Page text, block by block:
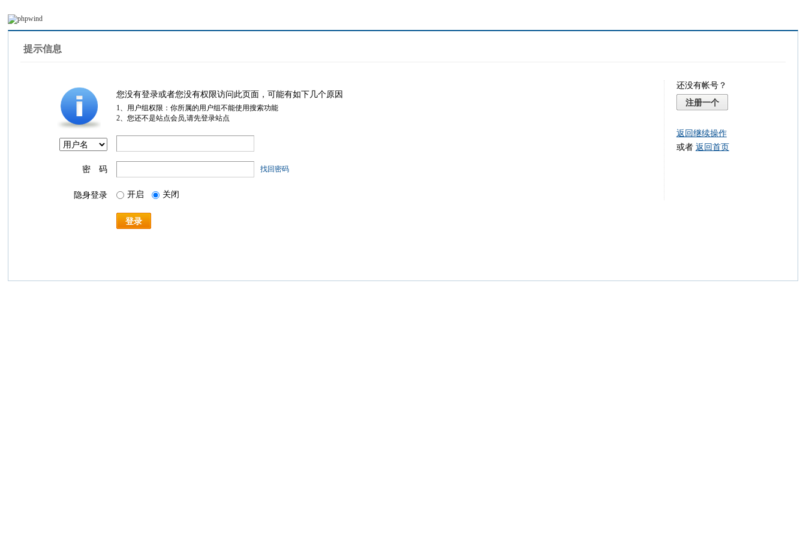
提示信息
您没有登录或者您没有权限访问此页面，可能有如下几个原因
1、用户组权限：你所属的用户组不能使用搜索功能
2、您还不是站点会员,请先登录站点
密 码 找回密码
隐身登录 开启 关闭
登录
还没有帐号？
注册一个
返回继续操作
或者 返回首页